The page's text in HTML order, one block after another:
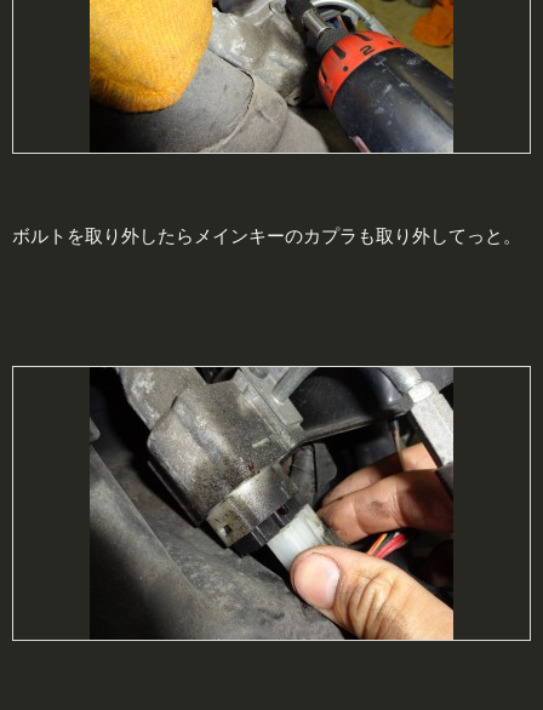
ボルトを取り外したらメインキーのカプラも取り外してっと。